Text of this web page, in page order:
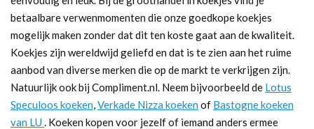
betaalbare verwenmomenten die onze goedkope koekjes
mogelijk maken zonder dat dit ten koste gaat aan de kwaliteit.
Koekjes zijn wereldwijd geliefd en dat is te zien aan het ruime
aanbod van diverse merken die op de markt te verkrijgen zijn.
Natuurlijk ook bij Compliment.nl. Neem bijvoorbeeld de Lotus
Speculoos koeken,Verkade Nizza koeken of Bastogne koeken
van LU . Koeken kopen voor jezelf of iemand anders ermee